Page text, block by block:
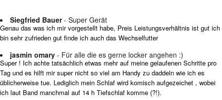
Siegfried Bauer- Super Gerät
Genau das was ich mir vorgestellt habe, Preis Leistungsverhältnis ist gut ich
bin sehr zufrieden gut finde ich auch das Wechselfutter
jasmin omary - Für alle die es gerne locker angehen :)
Super ! Ich achte tatsächlich etwas mehr auf meine gelaufenen Schritte pro
Tag und es hilft mir super nicht so viel am Handy zu daddeln wie ich es
üblicherweise tue. Lediglich mein Schlaf wird komisch aufgezeichet , wobei
ich laut Band manchmal auf 14 h Tiefschlaf komme (?!).